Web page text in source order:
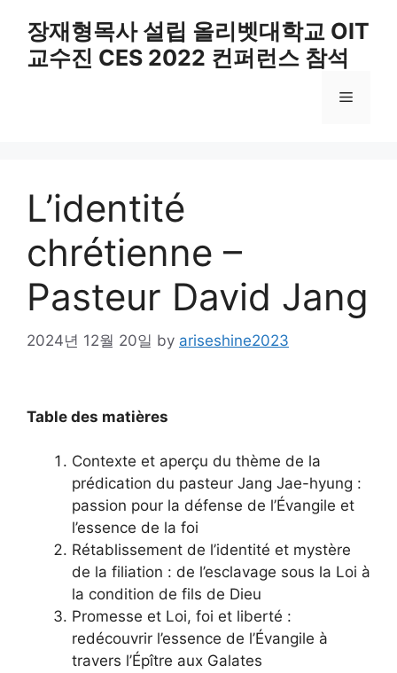
content
장재형목사 설립 올리벳대학교 OIT
교수진 CES 2022 컨퍼런스 참석
Menu
L’identité
chrétienne –
Pasteur David Jang
2024년 12월 20일 by ariseshine2023
Table des matières
Contexte et aperçu du thème de la
prédication du pasteur Jang Jae-hyung :
passion pour la défense de l’Évangile et
l’essence de la foi
Rétablissement de l’identité et mystère
de la filiation : de l’esclavage sous la Loi à
la condition de fils de Dieu
Promesse et Loi, foi et liberté :
redécouvrir l’essence de l’Évangile à
travers l’Épître aux Galates